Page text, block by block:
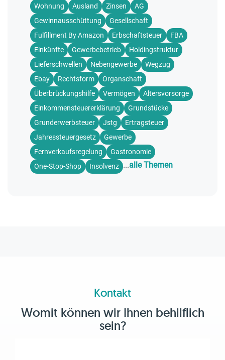
Wohnung Ausland Zinsen
AG
Gewinnausschüttung
Gesellschaft
Fulfillment By Amazon
Erbschaftsteuer
FBA
Einkünfte
Gewerbebetrieb
Holdingstruktur
Lieferschwellen
Nebengewerbe
Wegzug
Ebay
Rechtsform
Organschaft
Überbrückungshilfe
Vermögen
Altersvorsorge
Einkommensteuererklärung
Grundstücke
Grunderwerbsteuer
Jstg
Ertragsteuer
Jahressteuergesetz
Gewerbe
Fernverkaufsregelung
Gastronomie
One-Stop-Shop
Insolvenz ...alle Themen
Kontakt
Womit können wir Ihnen behilflich
sein?